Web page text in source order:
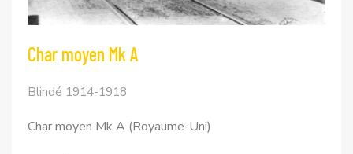
Char moyen Mk A
Blindé 1914-1918
Char moyen Mk A (Royaume-Uni)